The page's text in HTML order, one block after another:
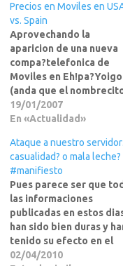
Precios en Moviles en
vs. Spain
Aprovechando la
aparicion de una nueva
compa?telefonica de
Moviles en Eh!pa?Yoigo
(anda que el
se las trae, tendrian la
corbata bien apretada
de baratos... puede que
para Eh!pa?pero para las
tarifas que se usan aqui
USA, MeXico y demas
paises de…
19/01/2007
En «Actualidad»
Ataque a nuestro
casualidad? o mala leche?
#manifiesto
Pues parece ser que
las informaciones
publicadas en estos
han sido bien duras y
tenido su efecto en el
Gobierno, hasta el punto
02/04/2010